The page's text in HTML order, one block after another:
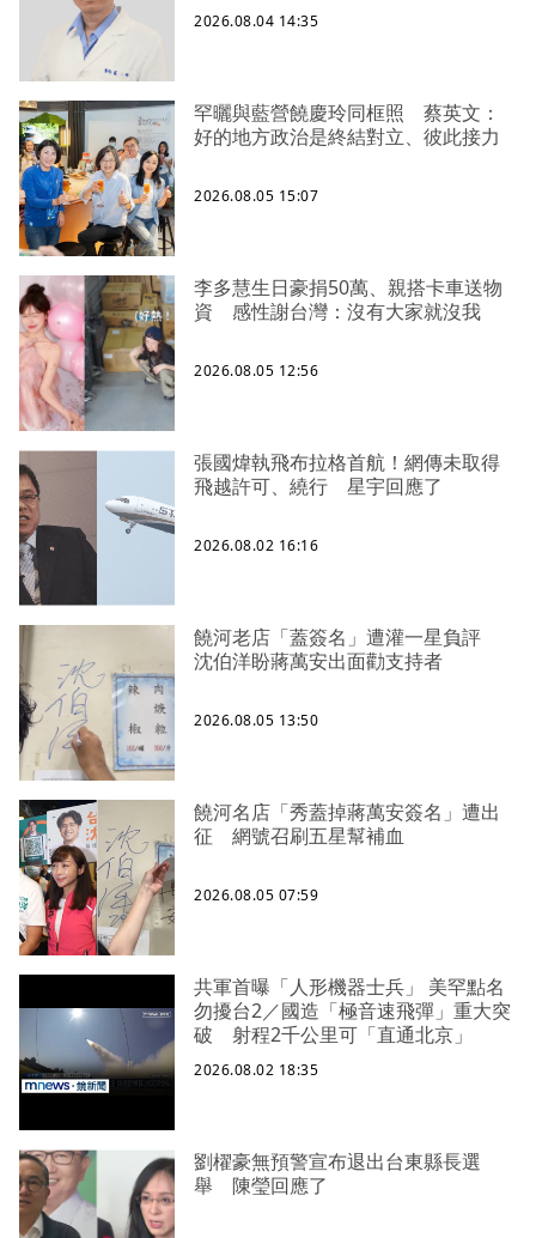
2026.08.04 14:35
罕曬與藍營饒慶玲同框照 蔡英文：
好的地方政治是終結對立、彼此接力
2026.08.05 15:07
李多慧生日豪捐50萬、親搭卡車送物
資 感性謝台灣：沒有大家就沒我
2026.08.05 12:56
張國煒執飛布拉格首航！網傳未取得
飛越許可、繞行 星宇回應了
2026.08.02 16:16
饒河老店「蓋簽名」遭灌一星負評
沈伯洋盼蔣萬安出面勸支持者
2026.08.05 13:50
饒河名店「秀蓋掉蔣萬安簽名」遭出
征 網號召刷五星幫補血
2026.08.05 07:59
共軍首曝「人形機器士兵」 美罕點名
勿擾台2／國造「極音速飛彈」重大突
破 射程2千公里可「直通北京」
2026.08.02 18:35
劉櫂豪無預警宣布退出台東縣長選
舉 陳瑩回應了